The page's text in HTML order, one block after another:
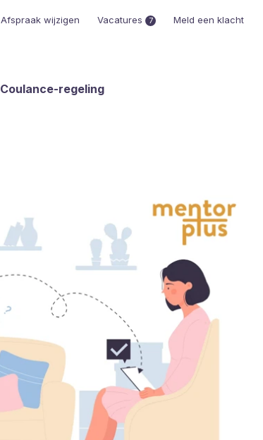
Afspraak wijzigen Vacatures 7 Meld een klacht
Coulance-regeling